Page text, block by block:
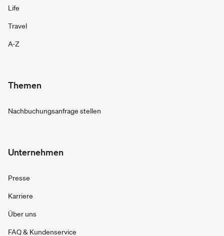
Life
Travel
A-Z
Themen
Nachbuchungsanfrage stellen
Unternehmen
Presse
Karriere
Über uns
FAQ & Kundenservice